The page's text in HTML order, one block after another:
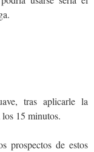
tras aplicarle la
los 15 minutos.
prospectos de estos